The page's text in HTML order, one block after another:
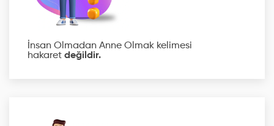
İnsan Olmadan Anne Olmak kelimesi
hakaret değildir.